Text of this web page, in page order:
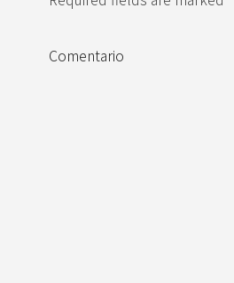
Comentario